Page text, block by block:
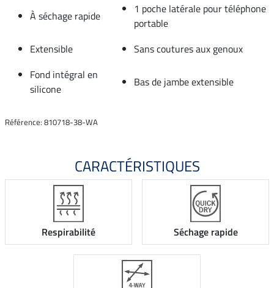
À séchage rapide
1 poche latérale pour téléphone
portable
Extensible
Sans coutures aux genoux
Fond intégral en
silicone
Bas de jambe extensible
Référence: 810718-38-WA
CARACTÉRISTIQUES
Respirabilité Séchage rapide